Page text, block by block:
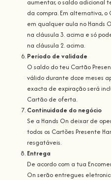
aumentar, o saldo adicional
da compra. Em alternativa,
em qualquer aula no Hands
na cláusula 3. acima e só
na cláusula 2. acima.
Período de validade
O saldo do teu Cartão
válido durante doze meses
exacta de expiração será
Cartão de oferta.
Continuidade do negócio
Se a Hands On deixar de
todos os Cartões Presente
resgatáveis.
Entrega
De acordo com a tua
On serão entregues